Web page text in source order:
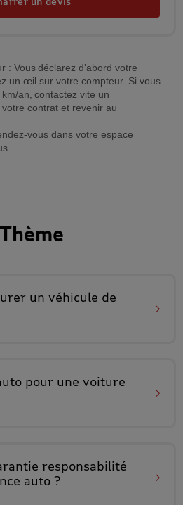
: Vous déclarez d’abord votre
un œil sur votre compteur. Si vous
an, contactez vite un
contrat et revenir au
vous dans votre espace
un véhicule de
pour une voiture
responsabilité
auto ?